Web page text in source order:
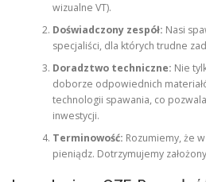
wizualne VT).
Doświadczony zespół: Nasi
specjaliści, dla których trudne
Doradztwo techniczne: Nie
doborze odpowiednich
technologii spawania, co
inwestycji.
Terminowość: Rozumiemy, że
pieniądz. Dotrzymujemy